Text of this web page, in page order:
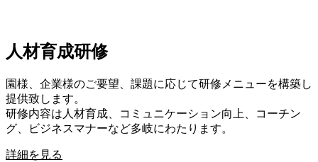
人材育成研修
園様、企業様のご要望、課題に応じて研修メニューを構築し
提供致します。
研修内容は人材育成、コミュニケーション向上、コーチン
グ、ビジネスマナーなど多岐にわたります。
詳細を見る